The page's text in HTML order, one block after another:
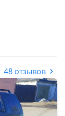
48 отзывов